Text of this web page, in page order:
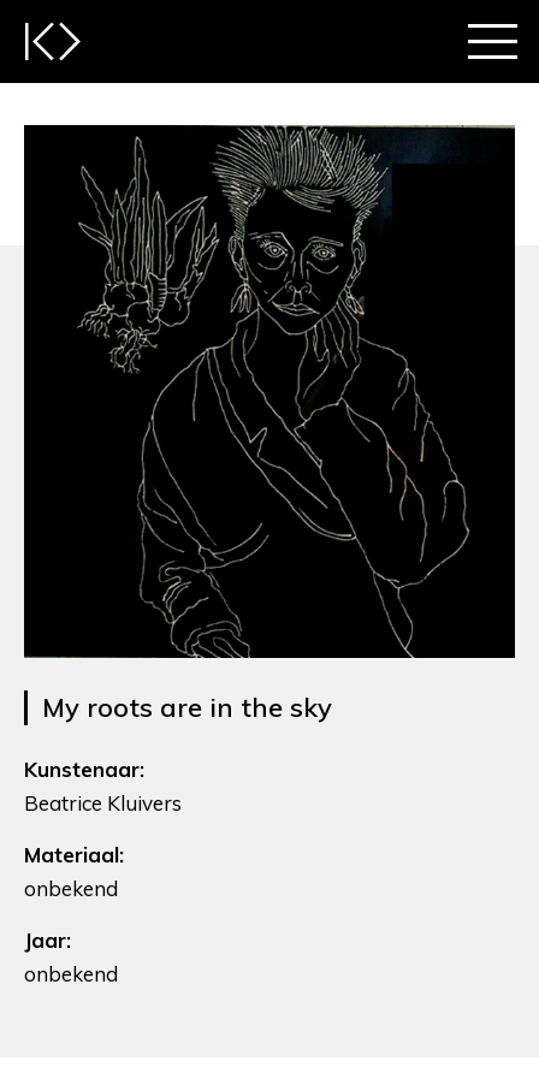
My roots are in the sky
Kunstenaar:
Beatrice Kluivers
Materiaal:
onbekend
Jaar:
onbekend